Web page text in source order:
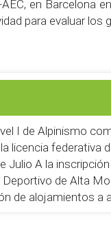
en Barcelona
para evaluar
I de Alpinismo
licencia federativa
Julio A la
de Alta
de alojamientos a